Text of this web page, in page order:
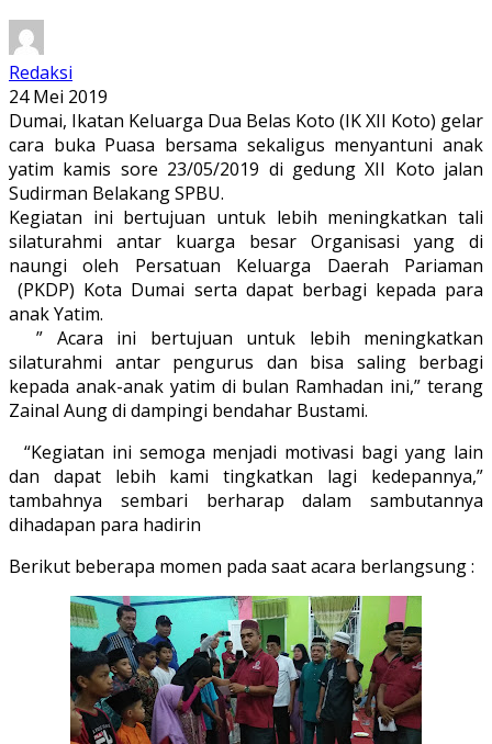
Redaksi
24 Mei 2019
Dumai, Ikatan Keluarga Dua Belas Koto (IK XII Koto) gelar
cara buka Puasa bersama sekaligus menyantuni anak
yatim kamis sore 23/05/2019 di gedung XII Koto jalan
Sudirman Belakang SPBU.
Kegiatan ini bertujuan untuk lebih meningkatkan tali
silaturahmi antar kuarga besar Organisasi yang di
naungi oleh Persatuan Keluarga Daerah Pariaman
(PKDP) Kota Dumai serta dapat berbagi kepada para
anak Yatim.
” Acara ini bertujuan untuk lebih meningkatkan
silaturahmi antar pengurus dan bisa saling berbagi
kepada anak-anak yatim di bulan Ramhadan ini,” terang
Zainal Aung di dampingi bendahar Bustami.
“Kegiatan ini semoga menjadi motivasi bagi yang lain
dan dapat lebih kami tingkatkan lagi kedepannya,”
tambahnya sembari berharap dalam sambutannya
dihadapan para hadirin
Berikut beberapa momen pada saat acara berlangsung :